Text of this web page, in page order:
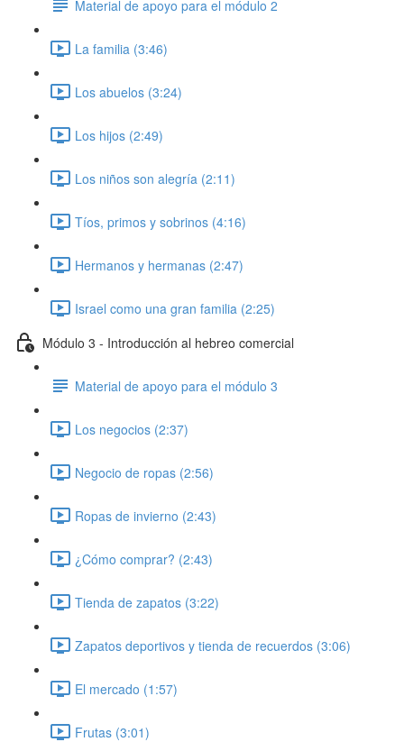
Material de apoyo para el módulo 2
La familia (3:46)
Los abuelos (3:24)
Los hijos (2:49)
Los niños son alegría (2:11)
Tíos, primos y sobrinos (4:16)
Hermanos y hermanas (2:47)
Israel como una gran familia (2:25)
Módulo 3 - Introducción al hebreo comercial
Material de apoyo para el módulo 3
Los negocios (2:37)
Negocio de ropas (2:56)
Ropas de invierno (2:43)
¿Cómo comprar? (2:43)
Tienda de zapatos (3:22)
Zapatos deportivos y tienda de recuerdos (3:06)
El mercado (1:57)
Frutas (3:01)